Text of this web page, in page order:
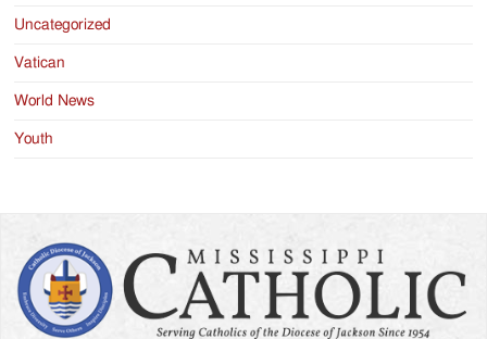
Uncategorized
Vatican
World News
Youth